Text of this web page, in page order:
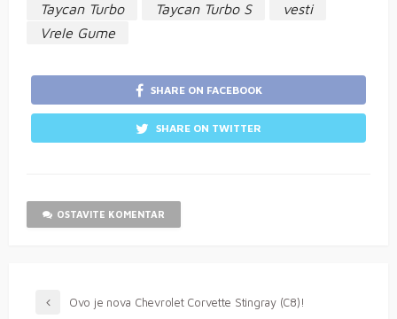
Taycan Turbo
Taycan Turbo S
vesti
Vrele Gume
SHARE ON FACEBOOK
SHARE ON TWITTER
OSTAVITE KOMENTAR
Ovo je nova Chevrolet Corvette Stingray (C8)!